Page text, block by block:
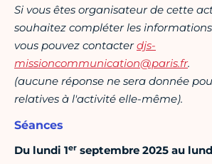
Si vous êtes organisateur de cette
souhaitez compléter les
vous pouvez contacterdjs-
missioncommunication@paris.fr.
(aucune réponse ne sera donnée
relatives à l'activité elle-même).
Séances
Du lundi 1er septembre 2025 au